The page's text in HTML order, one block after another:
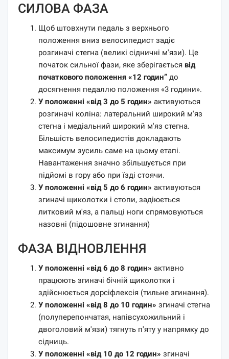
СИЛОВА ФАЗА
Щоб штовхнути педаль з верхнього
положення вниз велосипедист задіє
розгиначі стегна (великі сідничні м'язи). Це
початок сильної фази, яке зберігається від
початкового положення «12 годин” до
досягнення педаллю положення «3 години».
У положенні «від 3 до 5 годин» активуються
розгиначі коліна: латеральний широкий м'яз
стегна і медіальний широкий м'яз стегна.
Більшість велосипедистів докладають
максимум зусиль саме на цьому етапі.
Навантаження значно збільшується при
підйомі в гору або при їзді стоячи.
У положенні «від 5 до 6 годин» активуються
згиначі щиколотки і стопи, задіюється
литковий м'яз, а пальці ноги спрямовуються
назовні (підошовне згинання)
ФАЗА ВІДНОВЛЕННЯ
У положенні «від 6 до 8 годин» активно
працюють згиначі бічній щиколотки і
здійснюється дорсіфлексія (тильне згинання).
У положенні «від 8 до 10 годин» згиначі стегна
(полуперепончатая, напівсухожильний і
двоголовий м'язи) тягнуть п'яту у напрямку до
сідниць.
У положенні «від 10 до 12 годин» згиначі